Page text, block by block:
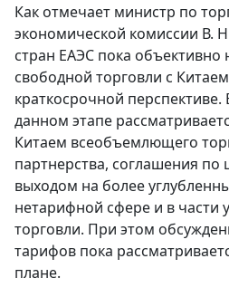
Как отмечает министр по
экономической комиссии В.
стран ЕАЭС пока объективно
свободной торговли с
краткосрочной перспективе.
данном этапе
Китаем всеобъемлющего
партнерства, соглашения по
выходом на более
нетарифной сфере и в
торговли. При этом
тарифов пока
плане.